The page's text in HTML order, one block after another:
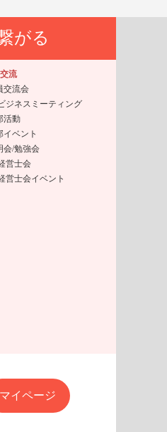
がる
流
交流会
ジネスミーティング
活動
イベント
会/勉強会
営士会
営士会イベント
マイページ